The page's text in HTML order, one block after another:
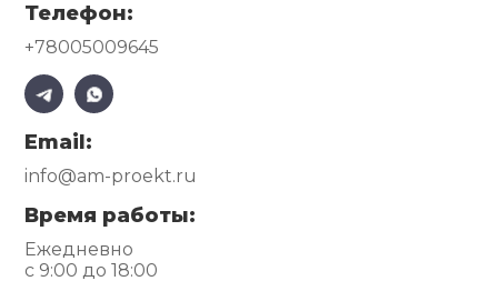
Телефон:
+78005009645
Email:
info@am-proekt.ru
Время работы:
Ежедневно
с 9:00 до 18:00